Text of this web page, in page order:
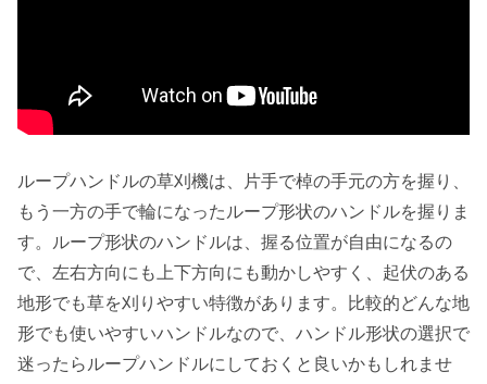
ループハンドルの草刈機は、片手で棹の手元の方を握り、
もう一方の手で輪になったループ形状のハンドルを握りま
す。ループ形状のハンドルは、握る位置が自由になるの
で、 左右方向にも上下方向にも動かしやすく、起伏のある
地形でも草を刈りやすい特徴があります。比較的どんな地
形でも使いやすいハンドルなので、 ハンドル形状の選択で
迷ったらループハンドルにしておくと良いかもしれませ